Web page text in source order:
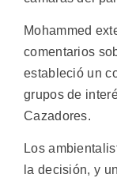
Mohammed
comentarios
estableció un
grupos de
Cazadores.
Los
la decisión, y